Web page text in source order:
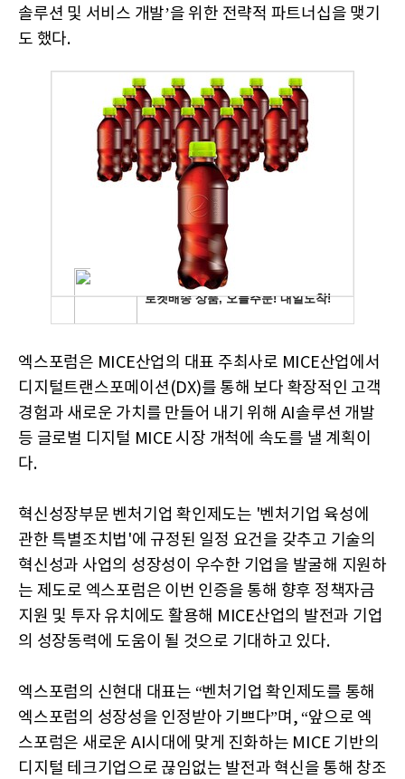
솔루션 및 서비스 개발’을 위한 전략적 파트너십을 맺기
도 했다.
엑스포럼은 MICE산업의 대표 주최사로 MICE산업에서
디지털트랜스포메이션(DX)를 통해 보다 확장적인 고객
경험과 새로운 가치를 만들어 내기 위해 AI솔루션 개발
등 글로벌 디지털 MICE 시장 개척에 속도를 낼 계획이
다.
혁신성장부문 벤처기업 확인제도는 '벤처기업 육성에
관한 특별조치법'에 규정된 일정 요건을 갖추고 기술의
혁신성과 사업의 성장성이 우수한 기업을 발굴해 지원하
는 제도로 엑스포럼은 이번 인증을 통해 향후 정책자금
지원 및 투자 유치에도 활용해 MICE산업의 발전과 기업
의 성장동력에 도움이 될 것으로 기대하고 있다.
엑스포럼의 신현대 대표는 “벤처기업 확인제도를 통해
엑스포럼의 성장성을 인정받아 기쁘다”며, “앞으로 엑
스포럼은 새로운 AI시대에 맞게 진화하는 MICE 기반의
디지털 테크기업으로 끊임없는 발전과 혁신을 통해 창조